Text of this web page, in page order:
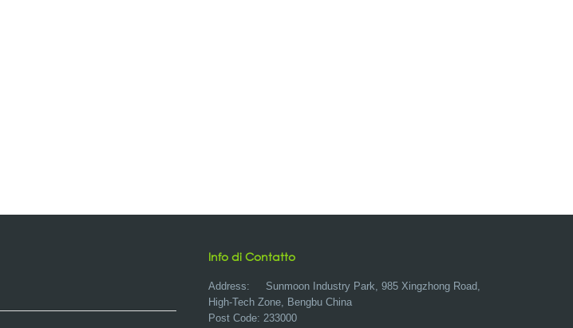
Info di Contatto
Address: Sunmoon Industry Park, 985 Xingzhong Road,
High-Tech Zone, Bengbu China
Post Code: 233000